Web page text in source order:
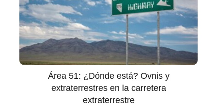
Área 51: ¿Dónde está? Ovnis y
extraterrestres en la carretera
extraterrestre